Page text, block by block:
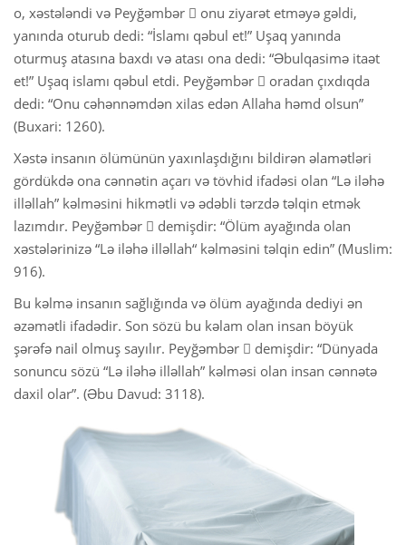
o, xəstələndi və Peyğəmbər  onu ziyarət etməyə gəldi,
yanında oturub dedi: “İslamı qəbul et!” Uşaq yanında
oturmuş atasına baxdı və atası ona dedi: “Əbulqasimə itaət
et!” Uşaq islamı qəbul etdi. Peyğəmbər  oradan çıxdıqda
dedi: “Onu cəhənnəmdən xilas edən Allaha həmd olsun”
(Buxari: 1260).
Xəstə insanın ölümünün yaxınlaşdığını bildirən əlamətləri
gördükdə ona cənnətin açarı və tövhid ifadəsi olan “Lə iləhə
illəllah” kəlməsini hikmətli və ədəbli tərzdə təlqin etmək
lazımdır. Peyğəmbər  demişdir: “Ölüm ayağında olan
xəstələrinizə “Lə iləhə illəllah“ kəlməsini təlqin edin” (Muslim:
916).
Bu kəlmə insanın sağlığında və ölüm ayağında dediyi ən
əzəmətli ifadədir. Son sözü bu kəlam olan insan böyük
şərəfə nail olmuş sayılır. Peyğəmbər  demişdir: “Dünyada
sonuncu sözü “Lə iləhə illəllah” kəlməsi olan insan cənnətə
daxil olar”. (Əbu Davud: 3118).